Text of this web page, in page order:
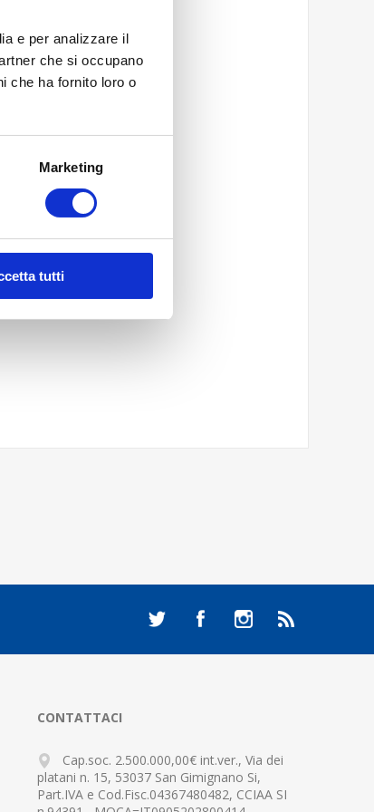
e per analizzare il
che si occupano
che ha fornito loro o
Marketing
tutti
CONTATTACI
Cap.soc. 2.500.000,00€ int.ver., Via dei
platani n. 15, 53037 San Gimignano Si,
Part.IVA e Cod.Fisc.04367480482, CCIAA SI